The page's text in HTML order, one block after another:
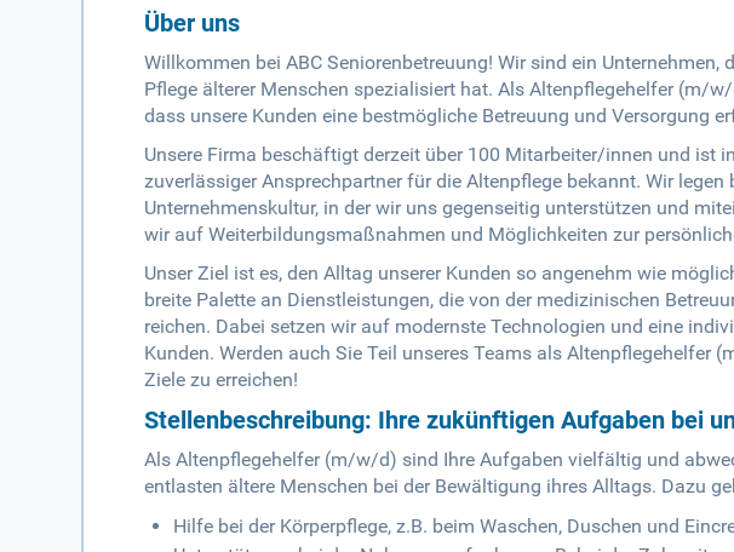
Über uns
Willkommen bei ABC Seniorenbetreuung! Wir sind ein Unternehmen,
Pflege älterer Menschen spezialisiert hat. Als Altenpflegehelfer (m/
dass unsere Kunden eine bestmögliche Betreuung und Versorgung
Unsere Firma beschäftigt derzeit über 100 Mitarbeiter/innen und ist
zuverlässiger Ansprechpartner für die Altenpflege bekannt. Wir
Unternehmenskultur, in der wir uns gegenseitig unterstützen und
wir auf Weiterbildungsmaßnahmen und Möglichkeiten zur
Unser Ziel ist es, den Alltag unserer Kunden so angenehm wie
breite Palette an Dienstleistungen, die von der medizinischen
reichen. Dabei setzen wir auf modernste Technologien und eine
Kunden. Werden auch Sie Teil unseres Teams als Altenpflegehelfer
Ziele zu erreichen!
Stellenbeschreibung: Ihre zukünftigen Aufgaben bei
Als Altenpflegehelfer (m/w/d) sind Ihre Aufgaben vielfältig und
entlasten ältere Menschen bei der Bewältigung ihres Alltags. Dazu
Hilfe bei der Körperpflege, z.B. beim Waschen, Duschen und